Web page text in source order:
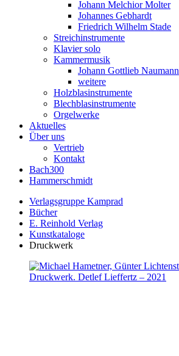
Johann Melchior Molter
Johannes Gebhardt
Friedrich Wilhelm Stade
Streichinstrumente
Klavier solo
Kammermusik
Johann Gottlieb Naumann
weitere
Holzblasinstrumente
Blechblasinstrumente
Orgelwerke
Aktuelles
Über uns
Vertrieb
Kontakt
Bach300
Hammerschmidt
Verlagsgruppe Kamprad
Bücher
E. Reinhold Verlag
Kunstkataloge
Druckwerk